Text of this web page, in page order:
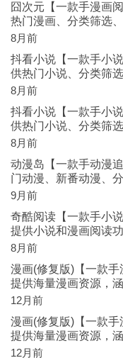
囧次元【一款手漫画
热门漫画、分类筛选
8月前
抖看小说【一款手小
供热门小说、分类筛
8月前
抖看小说【一款手小
供热门小说、分类筛
8月前
动漫岛【一款手动漫
门动漫、新番动漫、
9月前
奇酷阅读【一款手小
提供小说和漫画阅读
8月前
漫画(修复版)【一款手
提供海量漫画资源，
12月前
漫画(修复版)【一款手
提供海量漫画资源，
12月前